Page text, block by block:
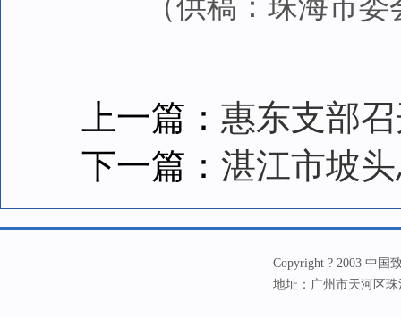
（供稿：珠海市委
上一篇： 惠东支部
下一篇： 湛江市坡
Copyright ? 2003 中国
地址：广州市天河区